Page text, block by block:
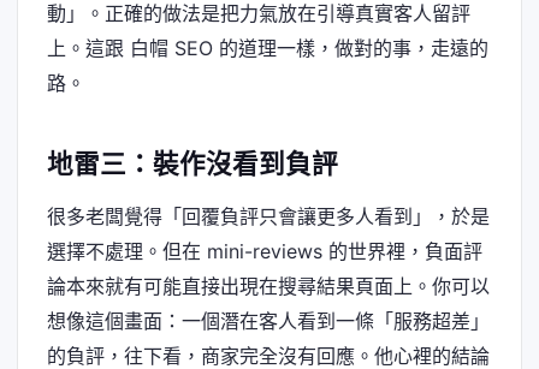
動」。正確的做法是把力氣放在引導真實客人留評
上。這跟 白帽 SEO 的道理一樣，做對的事，走遠的
路。
地雷三：裝作沒看到負評
很多老闆覺得「回覆負評只會讓更多人看到」，於是
選擇不處理。但在 mini-reviews 的世界裡，負面評
論本來就有可能直接出現在搜尋結果頁面上。你可以
想像這個畫面：一個潛在客人看到一條「服務超差」
的負評，往下看，商家完全沒有回應。他心裡的結論